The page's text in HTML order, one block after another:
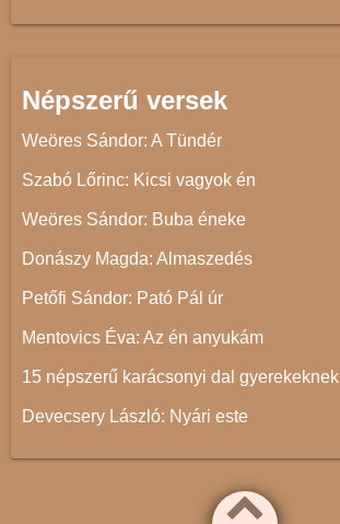
Népszerű versek
Weöres Sándor: A Tündér
Szabó Lőrinc: Kicsi vagyok én
Weöres Sándor: Buba éneke
Donászy Magda: Almaszedés
Petőfi Sándor: Pató Pál úr
Mentovics Éva: Az én anyukám
15 népszerű karácsonyi dal gyerekeknek
Devecsery László: Nyári este